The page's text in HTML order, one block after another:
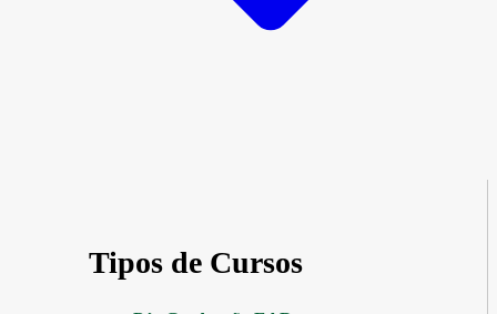
Tipos de Cursos